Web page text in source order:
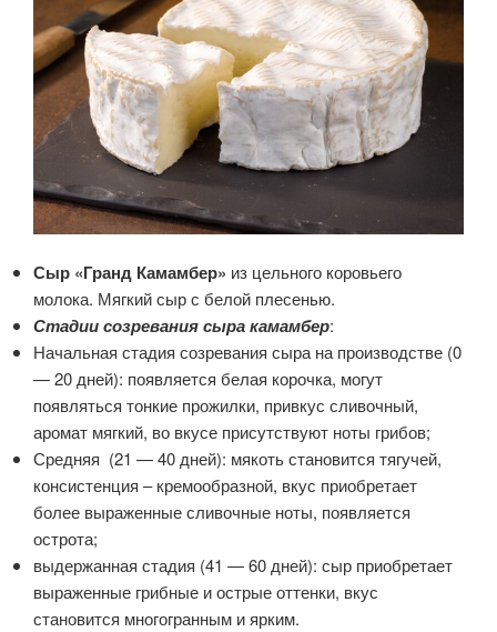
Сыр «Гранд Камамбер» из цельного коровьего
молока. Мягкий сыр с белой плесенью.
Стадии созревания сыра камамбер:
Начальная стадия созревания сыра на производстве (0
— 20 дней): появляется белая корочка, могут
появляться тонкие прожилки, привкус сливочный,
аромат мягкий, во вкусе присутствуют ноты грибов;
Средняя (21 — 40 дней): мякоть становится тягучей,
консистенция – кремообразной, вкус приобретает
более выраженные сливочные ноты, появляется
острота;
выдержанная стадия (41 — 60 дней): сыр приобретает
выраженные грибные и острые оттенки, вкус
становится многогранным и ярким.